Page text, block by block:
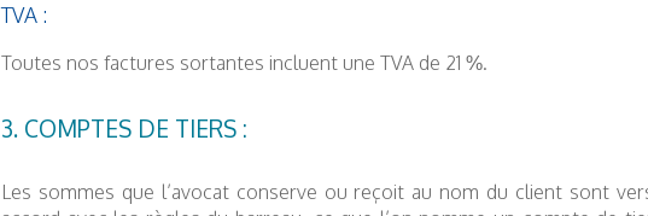
TVA :
Toutes nos factures sortantes incluent une TVA de 21 %.
3. COMPTES DE TIERS :
Les sommes que l’avocat conserve ou reçoit au nom du client sont